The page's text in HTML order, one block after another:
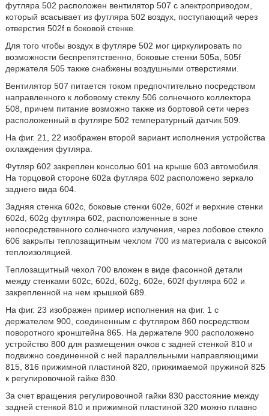
футляра 502 расположен вентилятор 507 с электроприводом,
который всасывает из футляра 502 воздух, поступающий через
отверстия 502f в боковой стенке.
Для того чтобы воздух в футляре 502 мог циркулировать по
возможности беспрепятственно, боковые стенки 505a, 505f
держателя 505 также снабжены воздушными отверстиями.
Вентилятор 507 питается током предпочтительно посредством
направленного к лобовому стеклу 506 солнечного коллектора
508, причем питание возможно также из бортовой сети через
расположенный в футляре 502 температурный датчик 509.
На фиг. 21, 22 изображен второй вариант исполнения устройства
охлаждения футляра.
Футляр 602 закреплен консолью 601 на крыше 603 автомобиля.
На торцовой стороне 602a футляра 602 расположено зеркало
заднего вида 604.
Задняя стенка 602c, боковые стенки 602e, 602f и верхние стенки
602d, 602g футляра 602, расположенные в зоне
непосредственного солнечного излучения, через лобовое стекло
606 закрыты теплозащитным чехлом 700 из материала с высокой
теплоизоляцией.
Теплозащитный чехол 700 вложен в виде фасонной детали
между стенками 602c, 602d, 602g, 602e, 602f футляра 602 и
закрепленной на нем крышкой 689.
На фиг. 23 изображен пример исполнения на фиг. 1 с
держателем 900, соединенным с футляром 860 посредством
поворотного кронштейна 865. На держателе 900 расположено
устройство 800 для размещения очков с задней стенкой 810 и
подвижно соединенной с ней параллельными направляющими
815, 816 прижимной пластиной 820, прижимаемой пружиной 825
к регулировочной гайке 830.
За счет вращения регулировочной гайки 830 расстояние между
задней стенкой 810 и прижимной пластиной 320 можно плавно